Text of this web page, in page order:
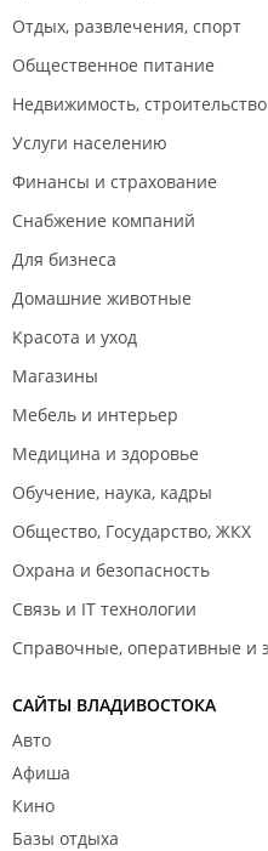
Отдых, развлечения, спорт
Общественное питание
Недвижимость,
Услуги населению
Финансы и страхование
Снабжение компаний
Для бизнеса
Домашние животные
Красота и уход
Магазины
Мебель и интерьер
Медицина и здоровье
Обучение, наука, кадры
Общество, Государство, ЖКХ
Охрана и безопасность
Связь и IT технологии
Справочные, оперативные и
САЙТЫ ВЛАДИВОСТОКА
Авто
Афиша
Кино
Базы отдыха